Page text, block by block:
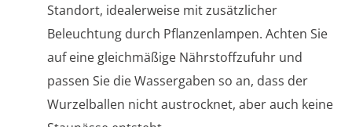
Standort, idealerweise mit zusätzlicher
Beleuchtung durch Pflanzenlampen. Achten Sie
auf eine gleichmäßige Nährstoffzufuhr und
passen Sie die Wassergaben so an, dass der
Wurzelballen nicht austrocknet, aber auch keine